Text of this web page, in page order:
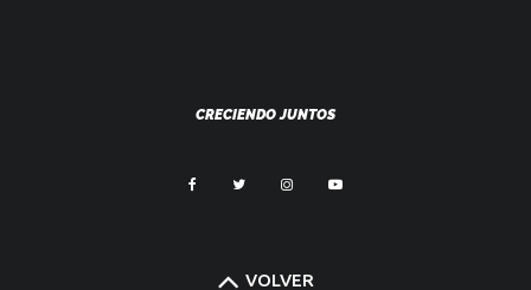
CRECIENDO JUNTOS
VOLVER